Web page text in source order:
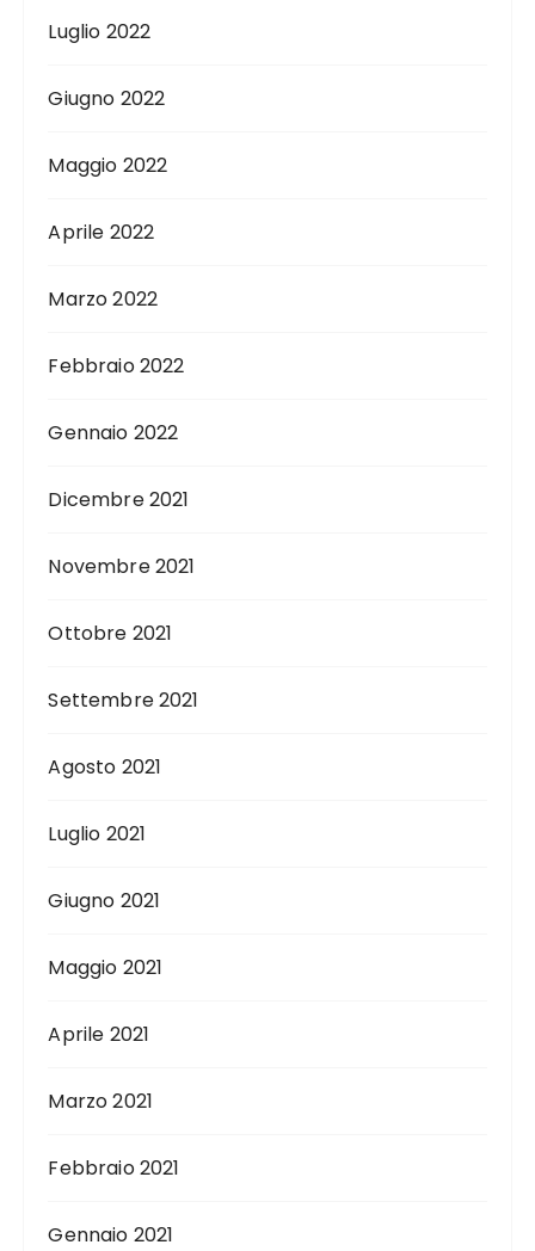
Luglio 2022
Giugno 2022
Maggio 2022
Aprile 2022
Marzo 2022
Febbraio 2022
Gennaio 2022
Dicembre 2021
Novembre 2021
Ottobre 2021
Settembre 2021
Agosto 2021
Luglio 2021
Giugno 2021
Maggio 2021
Aprile 2021
Marzo 2021
Febbraio 2021
Gennaio 2021